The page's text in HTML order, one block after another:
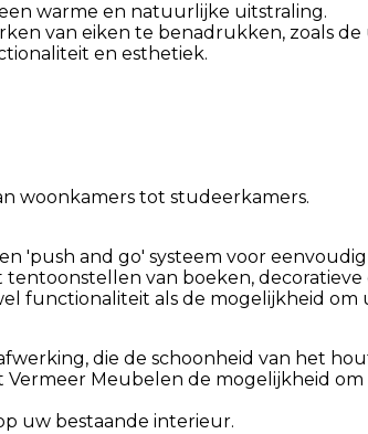
warme en natuurlijke uitstraling.
van eiken te benadrukken, zoals
en esthetiek.
woonkamers tot studeerkamers.
'push and go' systeem voor
van boeken,
functionaliteit als de mogelijkheid
die de schoonheid van het
Meubelen de mogelijkheid
uw bestaande interieur.